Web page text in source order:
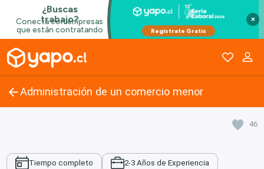
×
Administración de un comercio menor
46
Tiempo completo 2-3 Años de Experiencia